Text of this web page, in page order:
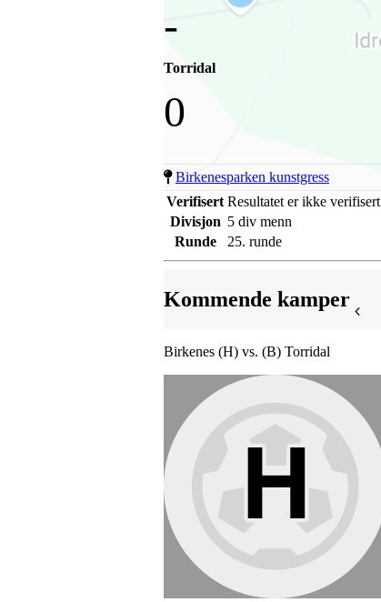
-
Torridal
0
Birkenesparken kunstgress
Verifisert Resultatet er ikke verifisert
Divisjon 5 div menn
Runde
25. runde
Kommende kamper
Birkenes (H) vs. (B) Torridal